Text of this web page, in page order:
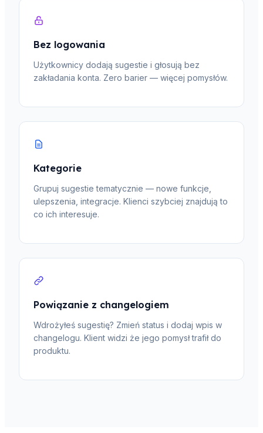
Bez logowania
Użytkownicy dodają sugestie i głosują bez
zakładania konta. Zero barier — więcej pomysłów.
Kategorie
Grupuj sugestie tematycznie — nowe funkcje,
ulepszenia, integracje. Klienci szybciej znajdują to
co ich interesuje.
Powiązanie z changelogiem
Wdrożyłeś sugestię? Zmień status i dodaj wpis w
changelogu. Klient widzi że jego pomysł trafił do
produktu.